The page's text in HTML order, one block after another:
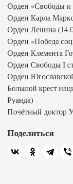
Орден «Свободы и
Орден Карла
Орден Ленина
Орден «Победа
Орден Клемента
Орден Свободы I
Орден
Большой крест
Руанда)
Почётный доктор
Поделиться